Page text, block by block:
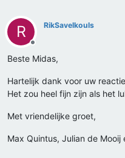
R
Offline
RikSavelkouls
Beste Midas,
Hartelijk dank voor uw
Het zou heel fijn zijn als het
Met vriendelijke groet,
Max Quintus, Julian de Mooij